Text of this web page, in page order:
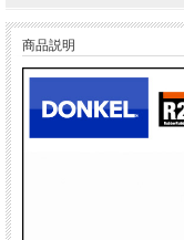
商品説明